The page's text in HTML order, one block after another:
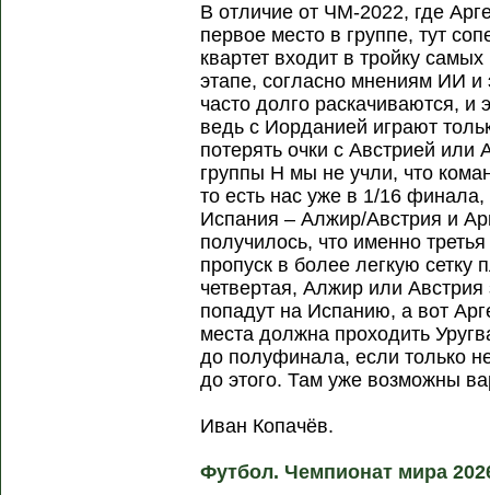
В отличие от ЧМ-2022, где
первое место в группе, тут
квартет входит в тройку
этапе, согласно мнениям ИИ и
часто долго раскачиваются, и
ведь с Иорданией играют
потерять очки с Австрией
группы H мы не учли, что
то есть нас уже в 1/16
Испания – Алжир/Австрия и
получилось, что именно
пропуск в более легкую
четвертая, Алжир или
попадут на Испанию, а вот
места должна проходить
до полуфинала, если только
до этого. Там уже возможны
Иван Копачёв.
Футбол. Чемпионат мира